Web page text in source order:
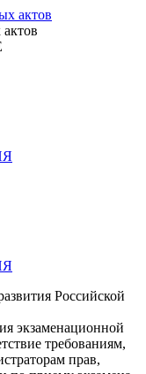
Российской
экзаменационной
требованиям,
прав,